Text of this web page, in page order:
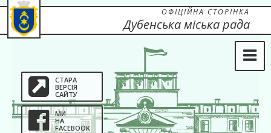
СТАРА
ВЕРСІЯ
САЙТУ
МИ
НА
FACEBOOK
ОФІЦІЙНА СТОРІНКА
Дубенська міська рада